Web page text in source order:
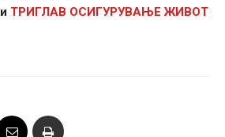
и ТРИГЛАВ ОСИГУРУВАЊЕ ЖИВОТ